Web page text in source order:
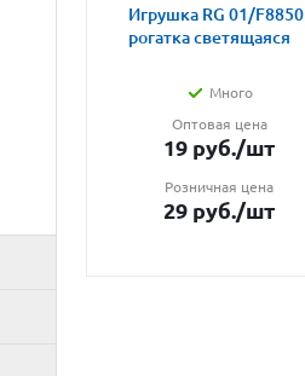
Игрушка RG 01/F8850
рогатка светящаяся
Много
Оптовая цена
19 руб./шт
Розничная цена
29 руб./шт